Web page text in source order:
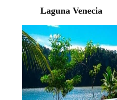
Laguna Venecia